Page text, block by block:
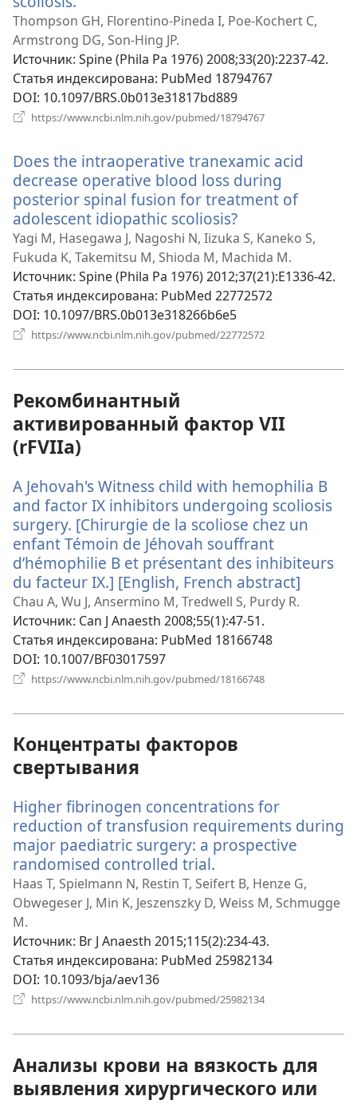
в
новом
окне)
Thompson GH, Florentino-Pineda I, Poe-Kochert C,
Armstrong DG, Son-Hing JP.
Источник‎: Spine (Phila Pa 1976) 2008;33(20):2237-42.
Статья индексирована‎: PubMed 18794767
DOI‎: 10.1097/BRS.0b013e31817bd889
https://www.ncbi.nlm.nih.gov/pubmed/18794767
окне)
Does the intraoperative tranexamic acid
decrease operative blood loss during
posterior spinal fusion for treatment of
adolescent idiopathic scoliosis?
в
новом
окне)
Yagi M, Hasegawa J, Nagoshi N, Iizuka S, Kaneko S,
Fukuda K, Takemitsu M, Shioda M, Machida M.
Источник‎: Spine (Phila Pa 1976) 2012;37(21):E1336-42.
Статья индексирована‎: PubMed 22772572
DOI‎: 10.1097/BRS.0b013e318266b6e5
https://www.ncbi.nlm.nih.gov/pubmed/22772572
Рекомбинантный
активированный фактор VII
(rFVIIa)
A Jehovah's Witness child with hemophilia B
and factor IX inhibitors undergoing scoliosis
surgery. [Chirurgie de la scoliose chez un
enfant Témoin de Jéhovah souffrant
d’hémophilie B et présentant des inhibiteurs
du facteur IX.] [English, French abstract]
Chau A, Wu J, Ansermino M, Tredwell S, Purdy R.
Источник‎: Can J Anaesth 2008;55(1):47-51.
Статья индексирована‎: PubMed 18166748
DOI‎: 10.1007/BF03017597
https://www.ncbi.nlm.nih.gov/pubmed/18166748
Концентраты факторов
свертывания
Higher fibrinogen concentrations for
reduction of transfusion requirements during
major paediatric surgery: a prospective
randomised controlled trial.
в
новом
Haas T, Spielmann N, Restin T, Seifert B, Henze G,
Obwegeser J, Min K, Jeszenszky D, Weiss M, Schmugge
M.
Источник‎: Br J Anaesth 2015;115(2):234-43.
Статья индексирована‎: PubMed 25982134
DOI‎: 10.1093/bja/aev136
https://www.ncbi.nlm.nih.gov/pubmed/25982134
Анализы крови на вязкость для
выявления хирургического или